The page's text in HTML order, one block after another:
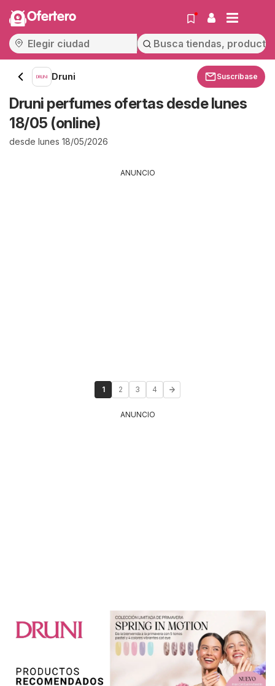
Ofertero
Druni Suscríbase
Druni perfumes ofertas desde lunes
18/05 (online)
desde lunes 18/05/2026
ANUNCIO
1 2 3 4
ANUNCIO